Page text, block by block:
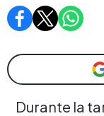
Durante la